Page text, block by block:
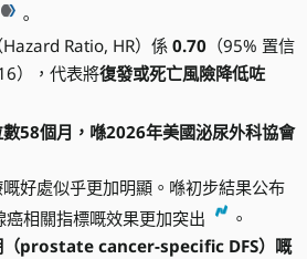
。
Ratio, HR）係 0.70 （95% 置信
），代表將復發或死亡風險降低咗
58個月，喺2026年美國泌尿外科協會
好處似乎更加明顯。喺初步結果公布
相關指標嘅效果更加突出
。
（prostate cancer-specific DFS）嘅